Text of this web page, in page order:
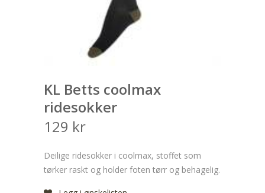
KL Betts coolmax
ridesokker
129 kr
Deilige ridesokker i coolmax, stoffet som
tørker raskt og holder foten tørr og behagelig.